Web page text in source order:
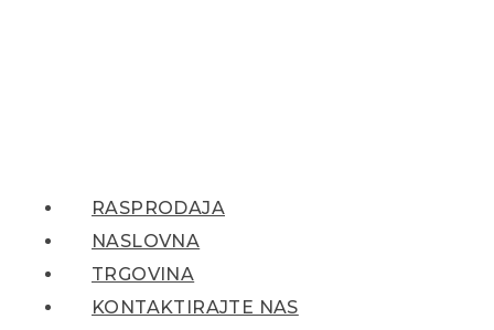
RASPRODAJA
NASLOVNA
TRGOVINA
KONTAKTIRAJTE NAS